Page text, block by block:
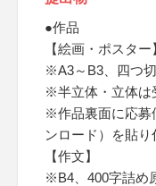
●作品
【絵画・ポスター
※A3～B3、四つ
※半立体・立体は
※作品裏面に応募
ンロード）を貼り
【作文】
※B4、400字詰め